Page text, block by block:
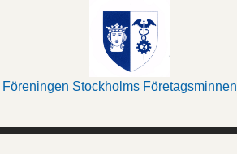
Föreningen Stockholms Företagsminnen